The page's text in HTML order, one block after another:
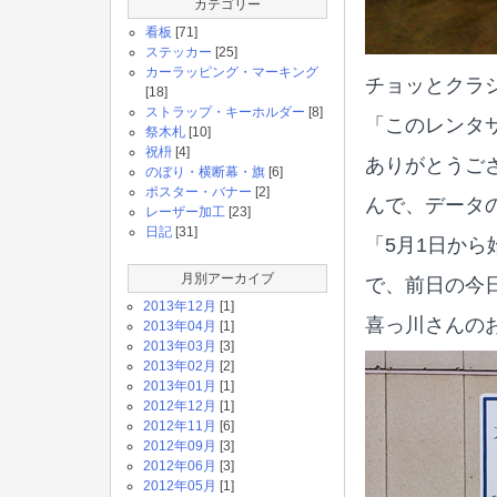
カテゴリー
看板 [71]
ステッカー [25]
カーラッピング・マーキング
[18]
ストラップ・キーホルダー [8]
祭木札 [10]
祝枡 [4]
のぼり・横断幕・旗 [6]
ポスター・バナー [2]
レーザー加工 [23]
日記 [31]
月別アーカイブ
2013年12月 [1]
2013年04月 [1]
2013年03月 [3]
2013年02月 [2]
2013年01月 [1]
2012年12月 [1]
2012年11月 [6]
2012年09月 [3]
2012年06月 [3]
2012年05月 [1]
チョッとクラ
「このレン
ありがとうご
んで、データ
「5月1日か
で、前日の今
喜っ川さんの